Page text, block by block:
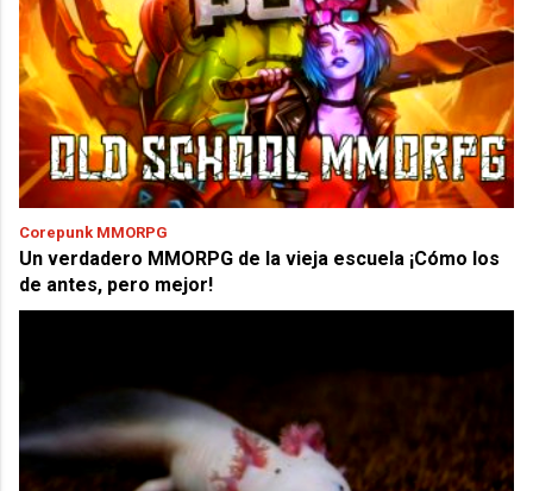
Corepunk MMORPG
Un verdadero MMORPG de la vieja escuela ¡Cómo los
de antes, pero mejor!